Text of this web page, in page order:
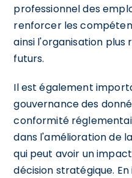
professionnel des
renforcer les
ainsi l'organisation plus
futurs.
Il est également
gouvernance des
conformité
dans l'amélioration de
qui peut avoir un
décision stratégique.